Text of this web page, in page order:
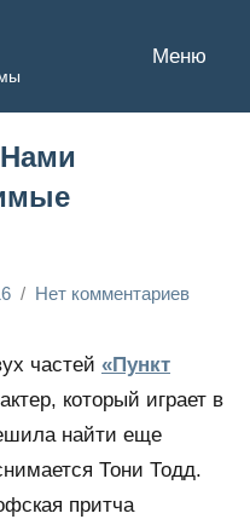
Меню
Нет комментариев
частей «Пункт
который играет в
найти еще
Тони Тодд.
притча